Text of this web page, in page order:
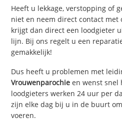
Heeft u lekkage, verstopping of
niet en neem direct contact met
krijgt dan direct een loodgieter
lijn. Bij ons regelt u een
gemakkelijk!
Dus heeft u problemen met
Vrouwenparochie en wenst snel
loodgieters werken 24 uur per
zijn elke dag bij u in de buurt
voeren.